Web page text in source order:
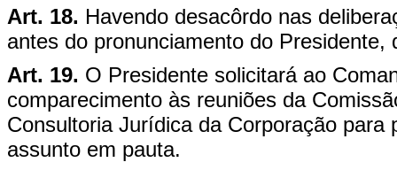
Art. 18. Havendo desacôrdo nas
antes do pronunciamento do
Art. 19. O Presidente solicitará ao
comparecimento às reuniões da
Consultoria Jurídica da Corporação
assunto em pauta.